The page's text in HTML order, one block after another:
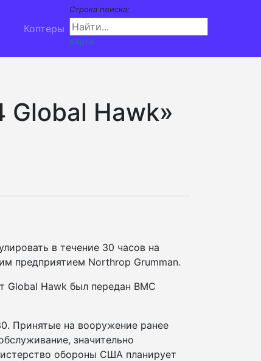
Коптеры
Строка поиска:
карта
Global Hawk»
в течение 30 часов на
предприятием Northrop Grumman.
Global Hawk был передан ВМС
Принятые на вооружение ранее
значительно
обороны США планирует